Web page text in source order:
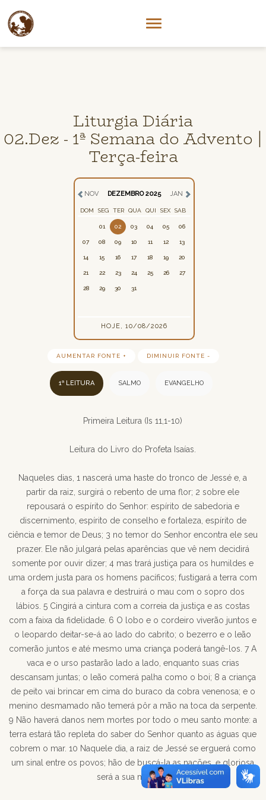
Liturgia Diária
02.Dez - 1ª Semana do Advento |
Terça-feira
NOV DEZEMBRO 2025 JAN
DOM SEG TER QUA QUI SEX SAB
01 02 03 04 05 06
07 08 09 10 11 12 13
14 15 16 17 18 19 20
21 22 23 24 25 26 27
28 29 30 31
HOJE, 10/08/2026
AUMENTAR FONTE + DIMINUIR FONTE -
1ª LEITURA SALMO EVANGELHO
Primeira Leitura (Is 11,1-10)
Leitura do Livro do Profeta Isaías.
Naqueles dias, 1 nascerá uma haste do tronco de Jessé e, a
partir da raiz, surgirá o rebento de uma flor; 2 sobre ele
repousará o espírito do Senhor: espírito de sabedoria e
discernimento, espírito de conselho e fortaleza, espírito de
ciência e temor de Deus; 3 no temor do Senhor encontra ele seu
prazer. Ele não julgará pelas aparências que vê nem decidirá
somente por ouvir dizer; 4 mas trará justiça para os humildes e
uma ordem justa para os homens pacíficos; fustigará a terra com
a força da sua palavra e destruirá o mau com o sopro dos
lábios. 5 Cingirá a cintura com a correia da justiça e as costas
com a faixa da fidelidade. 6 O lobo e o cordeiro viverão juntos e
o leopardo deitar-se-á ao lado do cabrito; o bezerro e o leão
comerão juntos e até mesmo uma criança poderá tangê-los. 7 A
vaca e o urso pastarão lado a lado, enquanto suas crias
descansam juntas; o leão comerá palha como o boi; 8 a criança
de peito vai brincar em cima do buraco da cobra venenosa; e o
menino desmamado não temerá pôr a mão na toca da serpente.
9 Não haverá danos nem mortes por todo o meu santo monte: a
terra estará tão repleta do saber do Senhor quanto as águas que
cobrem o mar. 10 Naquele dia, a raiz de Jessé se erguerá como
um sinal entre os povos; hão de buscá-la as nações, e gloriosa
será a sua morada.